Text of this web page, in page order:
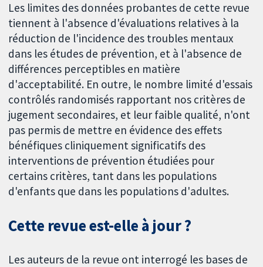
Les limites des données probantes de cette revue
tiennent à l'absence d'évaluations relatives à la
réduction de l'incidence des troubles mentaux
dans les études de prévention, et à l'absence de
différences perceptibles en matière
d'acceptabilité. En outre, le nombre limité d'essais
contrôlés randomisés rapportant nos critères de
jugement secondaires, et leur faible qualité, n'ont
pas permis de mettre en évidence des effets
bénéfiques cliniquement significatifs des
interventions de prévention étudiées pour
certains critères, tant dans les populations
d'enfants que dans les populations d'adultes.
Cette revue est-elle à jour ?
Les auteurs de la revue ont interrogé les bases de